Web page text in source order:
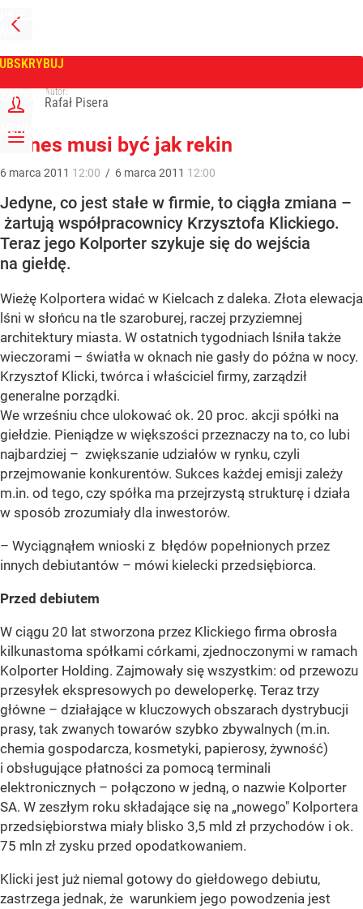
PRZEJDŹ
NA
GŁÓWNĄ
ZALOGUJ
MENU
Tygodnik Wprost
Autor:
Rafał Pisera
Biznes musi być jak rekin
6 marca 2011 12:00 / 6 marca 2011 12:00
Jedyne, co jest stałe w firmie, to ciągła zmiana –
żartują współpracownicy Krzysztofa Klickiego.
Teraz jego Kolporter szykuje się do wejścia
na giełdę.
Wieżę Kolportera widać w Kielcach z daleka. Złota elewacja
lśni w słońcu na tle szaroburej, raczej przyziemnej
architektury miasta. W ostatnich tygodniach lśniła także
wieczorami – światła w oknach nie gasły do późna w nocy.
Krzysztof Klicki, twórca i właściciel firmy, zarządził
generalne porządki.
We wrześniu chce ulokować ok. 20 proc. akcji spółki na
giełdzie. Pieniądze w większości przeznaczy na to, co lubi
najbardziej – zwiększanie udziałów w rynku, czyli
przejmowanie konkurentów. Sukces każdej emisji zależy
m.in. od tego, czy spółka ma przejrzystą strukturę i działa
w sposób zrozumiały dla inwestorów.
– Wyciągnąłem wnioski z błędów popełnionych przez
innych debiutantów – mówi kielecki przedsiębiorca.
Przed debiutem
W ciągu 20 lat stworzona przez Klickiego firma obrosła
kilkunastoma spółkami córkami, zjednoczonymi w ramach
Kolporter Holding. Zajmowały się wszystkim: od przewozu
przesyłek ekspresowych po deweloperkę. Teraz trzy
główne – działające w kluczowych obszarach dystrybucji
prasy, tak zwanych towarów szybko zbywalnych (m.in.
chemia gospodarcza, kosmetyki, papierosy, żywność)
i obsługujące płatności za pomocą terminali
elektronicznych – połączono w jedną, o nazwie Kolporter
SA. W zeszłym roku składające się na „nowego" Kolportera
przedsiębiorstwa miały blisko 3,5 mld zł przychodów i ok.
75 mln zł zysku przed opodatkowaniem.
Klicki jest już niemal gotowy do giełdowego debiutu,
zastrzega jednak, że warunkiem jego powodzenia jest